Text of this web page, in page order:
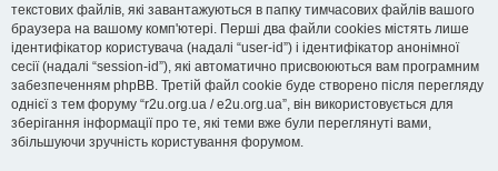
текстових файлів, які завантажуються в папку тимчасових файлів вашого
браузера на вашому комп'ютері. Перші два файли cookies містять лише
ідентифікатор користувача (надалі “user-id”) і ідентифікатор анонімної
сесії (надалі “session-id”), які автоматично присвоюються вам програмним
забезпеченням phpBB. Третій файл cookie буде створено після перегляду
однієї з тем форуму “r2u.org.ua / e2u.org.ua”, він використовується для
зберігання інформації про те, які теми вже були переглянуті вами,
збільшуючи зручність користування форумом.